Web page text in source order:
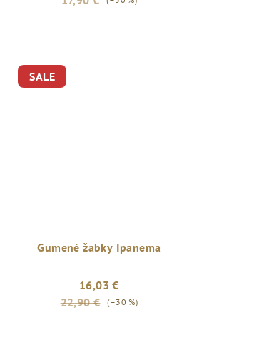
SALE
Gumené žabky Ipanema
16,03 €
22,90 €
(–30 %)